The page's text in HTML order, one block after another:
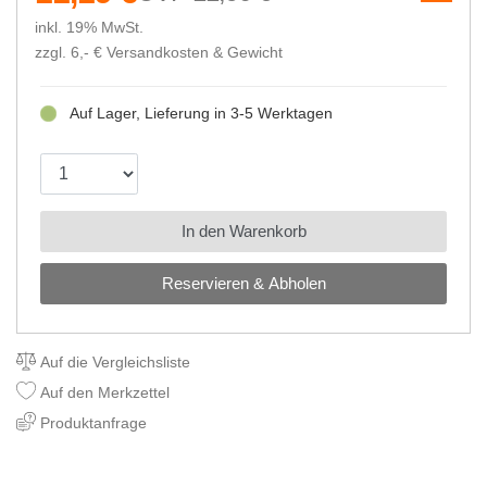
inkl. 19% MwSt.
zzgl. 6,- € Versandkosten & Gewicht
Reservieren & Abholen
Auf Lager, Lieferung in 3-5 Werktagen
In den Warenkorb
Auf die Vergleichsliste
Auf den Merkzettel
Produktanfrage